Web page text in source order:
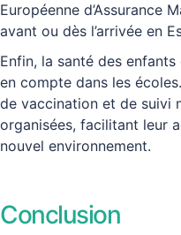
Européenne d’Assurance
avant ou dès l’arrivée en
Enfin, la santé des
en compte dans les
de vaccination et de suivi
organisées, facilitant leur
nouvel environnement.
Conclusion